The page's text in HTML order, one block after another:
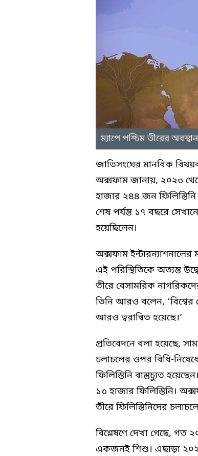
ম্যাপে পশ্চিম তীরের অবস্থান
জাতিসংঘের মানবিক
অক্সফাম জানায়, ২০২৩
হাজার ২৪৪ জন
শেষ পর্যন্ত ১৭ বছরে
হয়েছিলেন।
অক্সফাম ইন্টারন্যাশনালের
এই পরিস্থিতিকে অত্যন্ত
তীরে বেসামরিক
তিনি আরও বলেন,
আরও ত্বরান্বিত হয়েছে।’
প্রতিবেদনে বলা হয়েছে,
চলাচলের ওপর বিধি-
ফিলিস্তিনি বাস্তুচ্যুত
১৩ হাজার ফিলিস্তিনি।
তীরে ফিলিস্তিনিদের
বিশ্লেষণে দেখা গেছে, গত
একজনই শিশু। এছাড়া